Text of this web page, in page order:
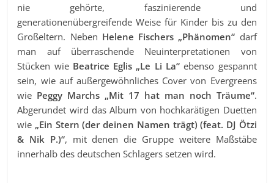
nie gehörte, faszinierende und
generationenübergreifende Weise für Kinder bis zu den
Großeltern. Neben Helene Fischers „Phänomen“ darf
man auf überraschende Neuinterpretationen von
Stücken wie Beatrice Eglis „Le Li La“ ebenso gespannt
sein, wie auf außergewöhnliches Cover von Evergreens
wie Peggy Marchs „Mit 17 hat man noch Träume“.
Abgerundet wird das Album von hochkarätigen Duetten
wie „Ein Stern (der deinen Namen trägt) (feat. DJ Ötzi
& Nik P.)“, mit denen die Gruppe weitere Maßstäbe
innerhalb des deutschen Schlagers setzen wird.